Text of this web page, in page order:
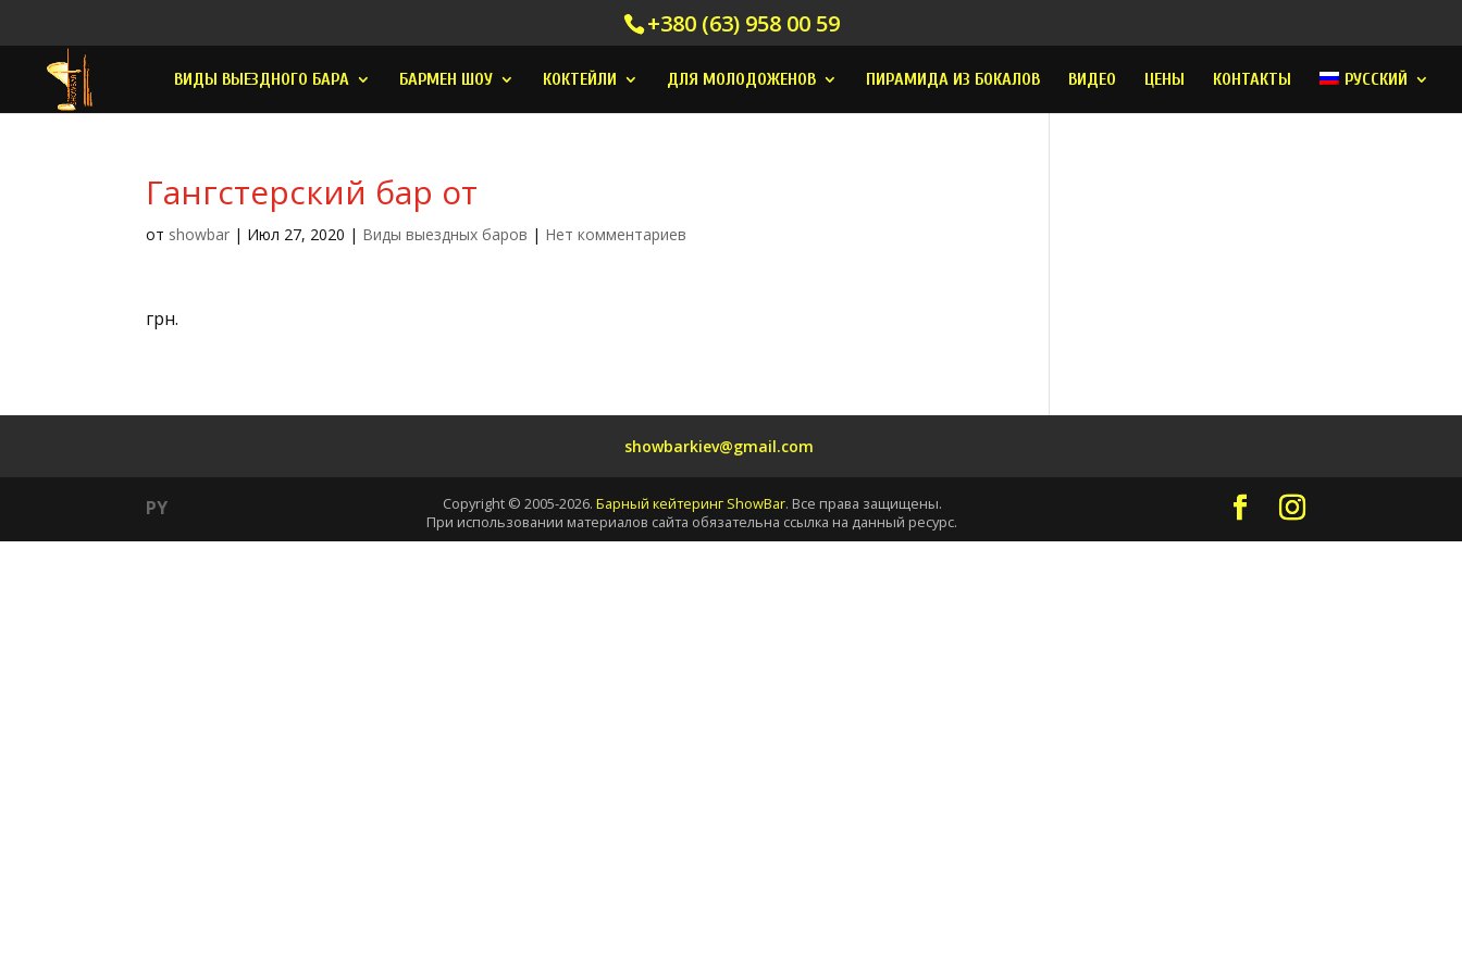
+380 (63) 958 00 59
ВИДЫ ВЫЕЗДНОГО БАРА БАРМЕН ШОУ КОКТЕЙЛИ ДЛЯ МОЛОДОЖЕНОВ ПИРАМИДА ИЗ БОКАЛОВ ВИДЕО ЦЕНЫ КОНТАКТЫ РУССКИЙ
Гангстерский бар от
от showbar | Июл 27, 2020 | Виды выездных баров | Нет комментариев
грн.
showbarkiev@gmail.com
PY Copyright © 2005-2026. Барный кейтеринг ShowBar. Все права защищены.
При использовании материалов сайта обязательна ссылка на данный ресурс.